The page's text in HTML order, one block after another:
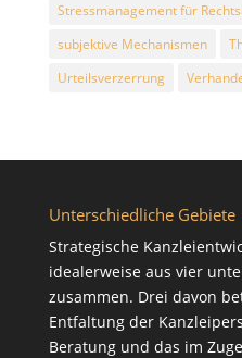
Stressmanagement für
subjektive Mechanismen
Urteilsverzerrung
Unterschiedliche Gebiete
Strategische
idealerweise aus vier
zusammen. Drei davon
Entfaltung der
Beratungund das im